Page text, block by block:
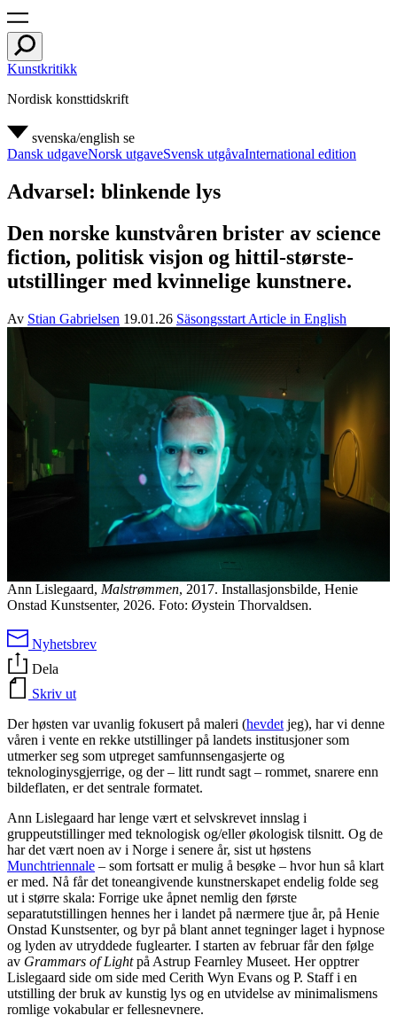
Kunstkritikk
Nordisk konsttidskrift
svenska/english se
Dansk udgaveNorsk utgaveSvensk utgåvaInternational edition
Advarsel: blinkende lys
Den norske kunstvåren brister av science
fiction, politisk visjon og hittil-største-
utstillinger med kvinnelige kunstnere.
Av Stian Gabrielsen 19.01.26 Säsongsstart Article in English
Ann Lislegaard, Malstrømmen, 2017. Installasjonsbilde, Henie
Onstad Kunstsenter, 2026. Foto: Øystein Thorvaldsen.
Nyhetsbrev
Dela
Skriv ut
Der høsten var uvanlig fokusert på maleri (hevdetjeg), har vi denne
våren i vente en rekke utstillinger på landets institusjoner som
utmerker seg som utpreget samfunnsengasjerte og
teknologinysgjerrige, og der – litt rundt sagt – rommet, snarere enn
bildeflaten, er det sentrale formatet.
Ann Lislegaard har lenge vært et selvskrevet innslag i
gruppeutstillinger med teknologisk og/eller økologisk tilsnitt. Og de
har det vært noen av i Norge i senere år, sist ut høstens
Munchtriennale – som fortsatt er mulig å besøke – hvor hun så klart
er med. Nå får det toneangivende kunstnerskapet endelig folde seg
ut i større skala: Forrige uke åpnet nemlig den første
separatutstillingen hennes her i landet på nærmere tjue år, på Henie
Onstad Kunstsenter, og byr på blant annet tegninger laget i hypnose
og lyden av utryddede fuglearter. I starten av februar får den følge
av Grammars of Lightpå Astrup Fearnley Museet. Her opptrer
Lislegaard side om side med Cerith Wyn Evans og P. Staff i en
utstilling der bruk av kunstig lys og en utvidelse av minimalismens
romlige vokabular er fellesnevnere.